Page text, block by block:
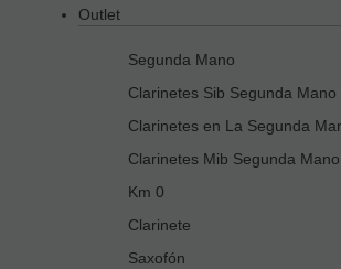
Outlet
Segunda Mano
Clarinetes Sib Segunda Mano
Clarinetes en La Segunda
Clarinetes Mib Segunda Mano
Km 0
Clarinete
Saxofón